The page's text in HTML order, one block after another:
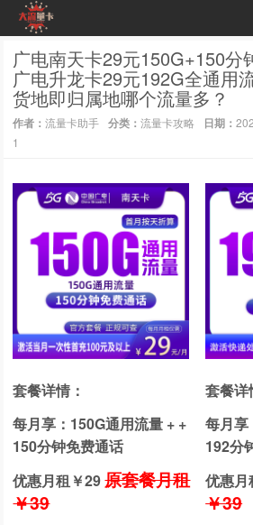
广电南天卡29元150G+150分
广电升龙卡29元192G全通用
货地即归属地哪个流量多？
作者：流量卡助手 分类：流量卡攻略 日期：
1
套餐详情：
每月享：150G通用流量 + +
150分钟免费通话
优惠月租￥29原套餐月租
￥39
套餐详
每月享
192分
优惠月
￥39